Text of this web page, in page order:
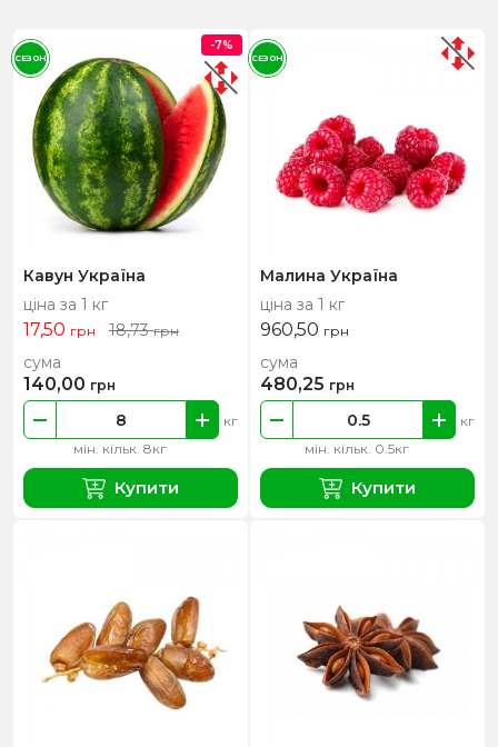
Кавун Україна
ціна за 1 кг
17,50 грн 18,73грн
мін. кільк. 8кг
кг
сума
140,00 грн
Купити
-7%
СЕЗОН
Малина Україна
ціна за 1 кг
960,50 грн
мін. кільк. 0.5кг
кг
сума
480,25 грн
Купити
СЕЗОН